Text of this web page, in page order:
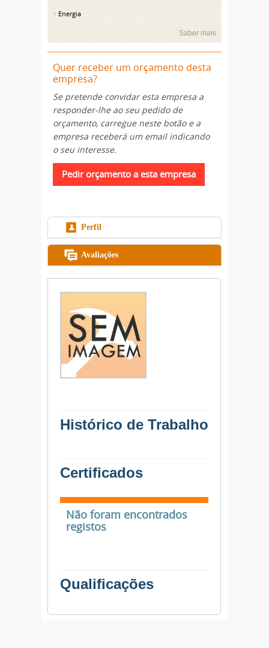
Energia
Saber mais
Quer receber um orçamento desta
empresa?
Se pretende convidar esta empresa a
responder-lhe ao seu pedido de
orçamento, carregue neste botão e a
empresa receberá um email indicando
o seu interesse.
Perfil
Avaliações
Histórico de Trabalho
Certificados
Não foram encontrados
registos
Qualificações